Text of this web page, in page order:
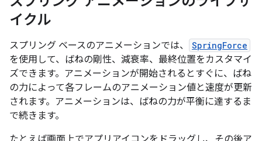
イクル
スプリング ベースのアニメーションでは、 SpringForce
を使用して、ばねの剛性、減衰率、最終位置をカスタマイ
ズできます。アニメーションが開始されるとすぐに、ばね
の力によって各フレームのアニメーション値と速度が更新
されます。アニメーションは、ばねの力が平衡に達するま
で続きます。